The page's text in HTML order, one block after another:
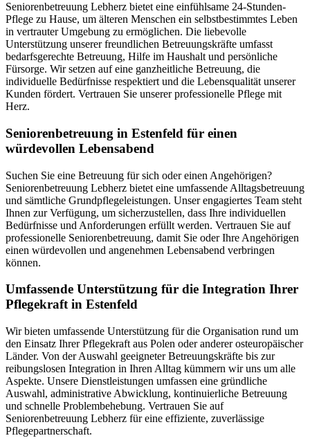
Seniorenbetreuung Lebherz bietet eine einfühlsame 24-Stunden-
Pflege zu Hause, um älteren Menschen ein selbstbestimmtes Leben
in vertrauter Umgebung zu ermöglichen. Die liebevolle
Unterstützung unserer freundlichen Betreuungskräfte umfasst
bedarfsgerechte Betreuung, Hilfe im Haushalt und persönliche
Fürsorge. Wir setzen auf eine ganzheitliche Betreuung, die
individuelle Bedürfnisse respektiert und die Lebensqualität unserer
Kunden fördert. Vertrauen Sie unserer professionelle Pflege mit
Herz.
Senioren­betreuung in Estenfeld für einen
würdevollen Lebensabend
Suchen Sie eine Betreuung für sich oder einen Angehörigen?
Seniorenbetreuung Lebherz bietet eine umfassende Alltagsbetreuung
und sämtliche Grundpflegeleistungen. Unser engagiertes Team steht
Ihnen zur Verfügung, um sicherzustellen, dass Ihre individuellen
Bedürfnisse und Anforderungen erfüllt werden. Vertrauen Sie auf
professionelle Seniorenbetreuung, damit Sie oder Ihre Angehörigen
einen würdevollen und angenehmen Lebensabend verbringen
können.
Umfassende Unterstützung für die Integration Ihrer
Pflegekraft in Estenfeld
Wir bieten umfassende Unterstützung für die Organisation rund um
den Einsatz Ihrer Pflegekraft aus Polen oder anderer osteuropäischer
Länder. Von der Auswahl geeigneter Betreuungskräfte bis zur
reibungslosen Integration in Ihren Alltag kümmern wir uns um alle
Aspekte. Unsere Dienstleistungen umfassen eine gründliche
Auswahl, administrative Abwicklung, kontinuierliche Betreuung
und schnelle Problembehebung. Vertrauen Sie auf
Seniorenbetreuung Lebherz für eine effiziente, zuverlässige
Pflegepartnerschaft.